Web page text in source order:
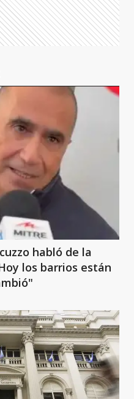
habló de la
los barrios están